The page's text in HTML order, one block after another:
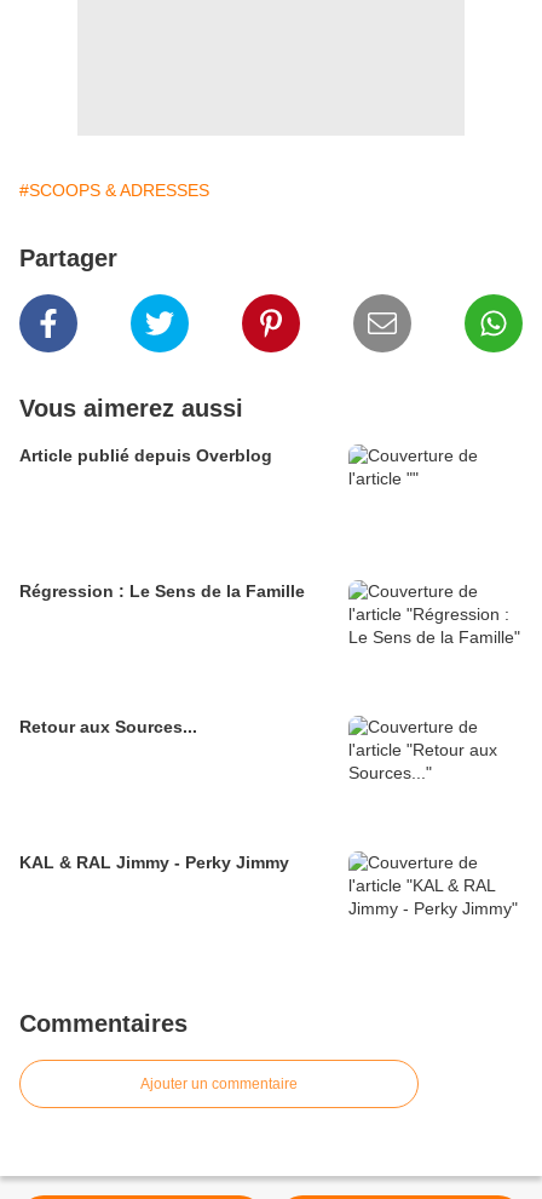
#SCOOPS & ADRESSES
Partager
Vous aimerez aussi
Article publié depuis Overblog
Régression : Le Sens de la Famille
Retour aux Sources...
KAL & RAL Jimmy - Perky Jimmy
Commentaires
Ajouter un commentaire